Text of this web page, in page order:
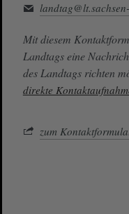
Mit diesem
Landtags eine
des Landtags richten
direkte
zum